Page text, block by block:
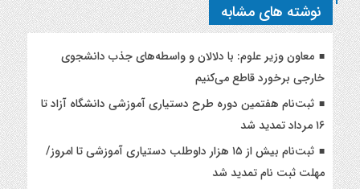
نوشته های مشابه
معاون وزیر علوم: با دلالان و واسطه‌های جذب دانشجوی
خارجی برخورد قاطع می‌کنیم
ثبت‌نام هفتمین دوره طرح دستیاری آموزشی دانشگاه آزاد تا
۱۶ مرداد تمدید شد
ثبت‌نام بیش از ۱۵ هزار داوطلب دستیاری آموزشی تا امروز/
مهلت ثبت نام تمدید شد